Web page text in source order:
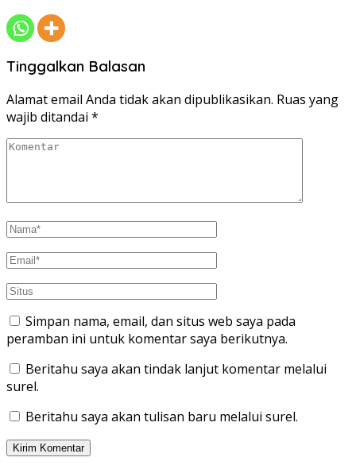
Tinggalkan Balasan
Alamat email Anda tidak akan dipublikasikan. Ruas yang
wajib ditandai *
Simpan nama, email, dan situs web saya pada
peramban ini untuk komentar saya berikutnya.
Beritahu saya akan tindak lanjut komentar melalui
surel.
Beritahu saya akan tulisan baru melalui surel.